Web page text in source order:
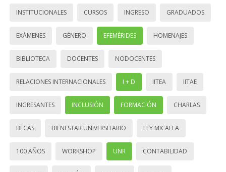
INSTITUCIONALES CURSOS INGRESO GRADUADOS
EXÁMENES GÉNERO EFEMÉRIDES HOMENAJES
BIBLIOTECA DOCENTES NODOCENTES
RELACIONES INTERNACIONALES I + D IITEA IITAE
INGRESANTES INCLUSIÓN FORMACIÓN CHARLAS
BECAS BIENESTAR UNIVERSITARIO LEY MICAELA
100 AÑOS WORKSHOP UNR CONTABILIDAD